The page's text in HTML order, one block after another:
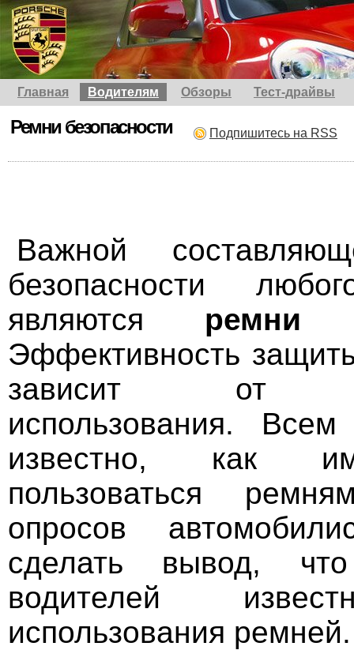
Главная Водителям Обзоры Тест-драйвы
Ремни безопасности Подпишитесь на RSS
Важной
безопасности
являются ремни
Эффективность
зависит от
использования.
известно, как
пользоваться
опросов
сделать вывод,
водителей
использования